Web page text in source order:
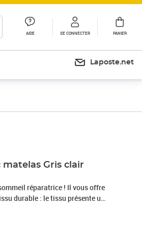
AIDE SE CONNECTER PANIER
Laposte.net
Gris clair
réparatrice ! Il vous offre
durable : le tissu présente un
de lit pratique : la tête de lit